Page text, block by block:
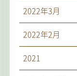
2022年3月
2022年2月
2021